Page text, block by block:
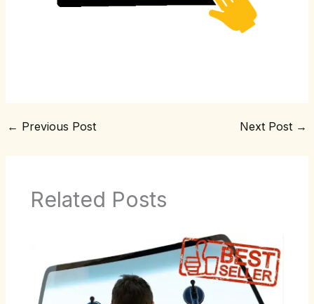
← Previous Post Next Post →
Related Posts